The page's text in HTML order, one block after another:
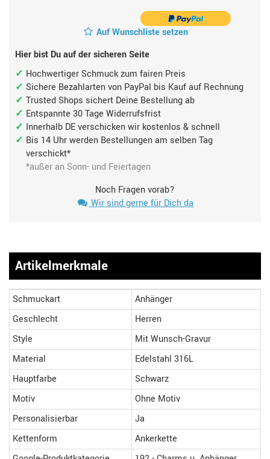
Auf Wunschliste setzen
Hier bist Du auf der sicheren Seite
Hochwertiger Schmuck zum fairen Preis
Sichere Bezahlarten von PayPal bis Kauf auf Rechnung
Trusted Shops sichert Deine Bestellung ab
Entspannte 30 Tage Widerrufsfrist
Innerhalb DE verschicken wir kostenlos & schnell
Bis 14 Uhr werden Bestellungen am selben Tag
verschickt*
*außer an Sonn- und Feiertagen
Noch Fragen vorab?
Wir sind gerne für Dich da
Artikelmerkmale
Schmuckart
Anhänger
Geschlecht
Herren
Style
Mit Wunsch-Gravur
Material
Edelstahl 316L
Hauptfarbe
Schwarz
Motiv
Ohne Motiv
Personalisierbar
Ja
Kettenform
Ankerkette